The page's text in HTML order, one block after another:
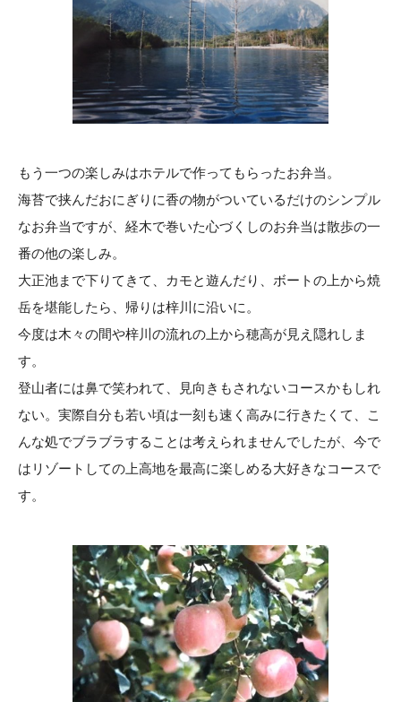
もう一つの楽しみはホテルで作ってもらったお弁当。
海苔で挟んだおにぎりに香の物がついているだけのシンプル
なお弁当ですが、経木で巻いた心づくしのお弁当は散歩の一
番の他の楽しみ。
大正池まで下りてきて、カモと遊んだり、ボートの上から焼
岳を堪能したら、帰りは梓川に沿いに。
今度は木々の間や梓川の流れの上から穂高が見え隠れしま
す。
登山者には鼻で笑われて、見向きもされないコースかもしれ
ない。実際自分も若い頃は一刻も速く高みに行きたくて、こ
んな処でブラブラすることは考えられませんでしたが、今で
はリゾートしての上高地を最高に楽しめる大好きなコースで
す。